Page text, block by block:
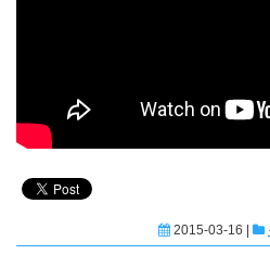
2015-03-16 |